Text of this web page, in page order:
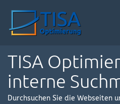
TISA
interne
Durchsuchen Sie die Webseiten